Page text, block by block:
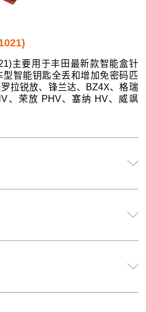
主要用于丰田最新款智能盒针
智能钥匙全丢和增加免密码匹
拉锐放、锋兰达、BZ4X、格瑞
、荣放 PHV、塞纳 HV、威飒